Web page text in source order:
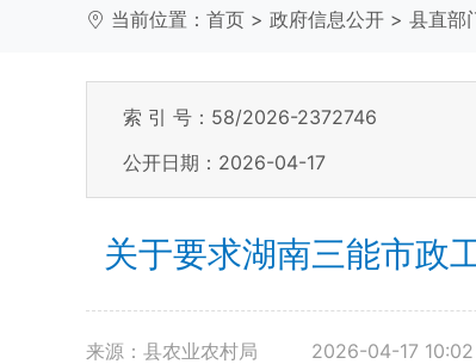
当前位置： 首页 > 政府信息公开 > 县直部
索 引 号：58/2026-2372746
公开日期：2026-04-17
关于要求湖南三能市政
来源：县农业农村局 2026-04-17 10:02